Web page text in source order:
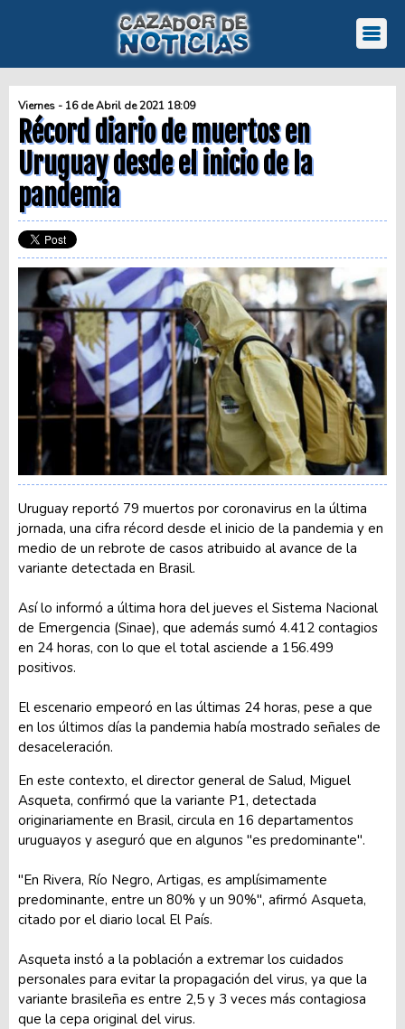
Viernes - 16 de Abril de 2021 18:09
Récord diario de muertos en
Uruguay desde el inicio de la
pandemia
Uruguay reportó 79 muertos por coronavirus en la última
jornada, una cifra récord desde el inicio de la pandemia y en
medio de un rebrote de casos atribuido al avance de la
variante detectada en Brasil.
Así lo informó a última hora del jueves el Sistema Nacional
de Emergencia (Sinae), que además sumó 4.412 contagios
en 24 horas, con lo que el total asciende a 156.499
positivos.
El escenario empeoró en las últimas 24 horas, pese a que
en los últimos días la pandemia había mostrado señales de
desaceleración.
En este contexto, el director general de Salud, Miguel
Asqueta, confirmó que la variante P1, detectada
originariamente en Brasil, circula en 16 departamentos
uruguayos y aseguró que en algunos "es predominante".
"En Rivera, Río Negro, Artigas, es amplísimamente
predominante, entre un 80% y un 90%", afirmó Asqueta,
citado por el diario local El País.
Asqueta instó a la población a extremar los cuidados
personales para evitar la propagación del virus, ya que la
variante brasileña es entre 2,5 y 3 veces más contagiosa
que la cepa original del virus.